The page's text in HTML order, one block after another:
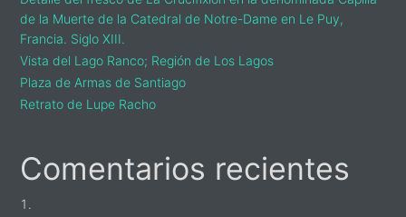
de la Muerte de la Catedral de Notre-Dame en Le Puy,
Francia. Siglo XIII.
Vista del Lago Ranco; Región de Los Lagos
Plaza de Armas de Santiago
Retrato de Lupe Racho
Comentarios recientes